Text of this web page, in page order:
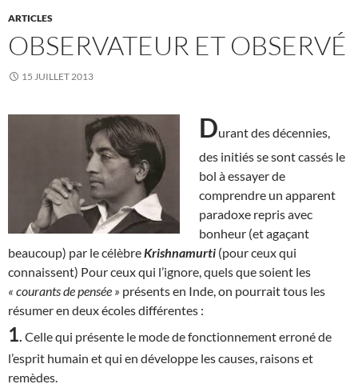
ARTICLES
OBSERVATEUR ET OBSERVÉ
15 JUILLET 2013
Durant des décennies,
des initiés se sont cassés le
bol à essayer de
comprendre un apparent
paradoxe repris avec
bonheur (et agaçant
beaucoup) par le célèbre Krishnamurti (pour ceux qui
connaissent) Pour ceux qui l’ignore, quels que soient les
« courants de pensée » présents en Inde, on pourrait tous les
résumer en deux écoles différentes :
1 Celle qui présente le mode de fonctionnement erroné de
l’esprit humain et qui en développe les causes, raisons et
remèdes.